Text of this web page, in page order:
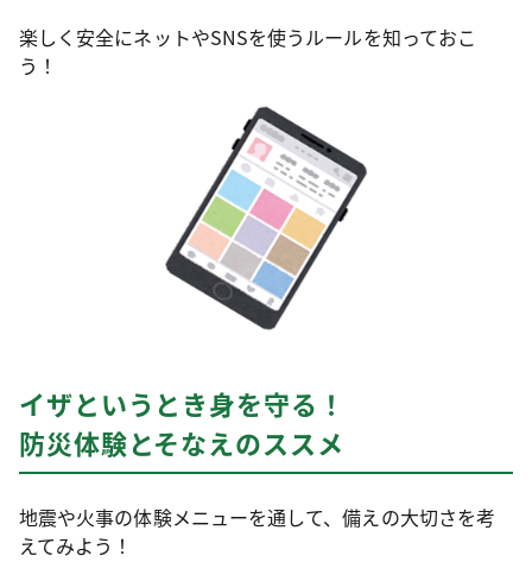
楽しく安全にネットやSNSを使うルールを知っておこ
う！
イザというとき身を守る！
防災体験とそなえのススメ
地震や火事の体験メニューを通して、備えの大切さを考
えてみよう！